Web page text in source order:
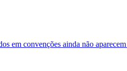
em convenções ainda não aparecem